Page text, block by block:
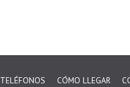
TELÉFONOS CÓMO LLEGAR